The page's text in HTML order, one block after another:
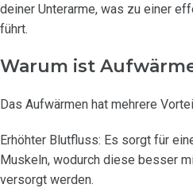
deiner Unterarme, was zu einer
führt.
Warum ist
Das Aufwärmen hat mehrere
Erhöhter Blutfluss: Es sorgt für
Muskeln, wodurch diese besser
versorgt werden.